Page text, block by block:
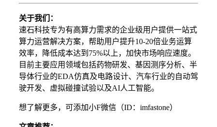
关于我们：
速石科技专为有高算力需求的企业级用户提供一站式
算力运营解决方案，帮助用户提升10-20倍业务运算
效率，降低成本达到75%以上，加快市场响应速度。
目前主要应用领域包括药物研发、基因测序分析、半
导体行业的EDA仿真及电路设计、汽车行业的自动驾
驶开发、虚拟碰撞试验以及AI人工智能。
想了解更多，可添加小F微信（ID：imfastone）